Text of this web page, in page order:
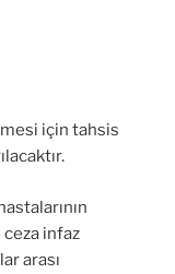
için tahsis
infaz
arası